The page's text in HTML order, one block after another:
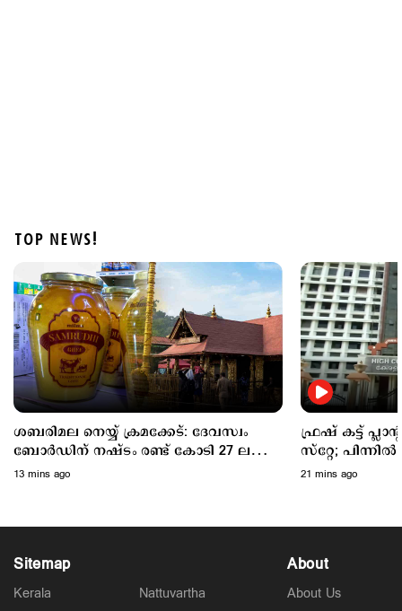
Latest
അതിതീവ്രമഴ തുടരും; ഏഴ് ജില്ലകളില്‍ റെഡ് അലര്‍ട്ട്;
5 ജില്ലകളില്‍ ഓറഞ്ച് അലര്‍ട്ട്
2 hours ago
TOP NEWS!
ശബരിമല നെയ്യ് ക്രമക്കേട്: ദേവസ്വം
ബോര്‍ഡിന് നഷ്ടം രണ്ട് കോടി 27 ലക്ഷം
രൂപ
13 mins ago
ഫ്രഷ് കട്ട്
സ്റ്റേ;
സെക്രട്ടറിയുടെ
21 mins ago
Sitemap
Kerala
Nattuvartha
About
About Us